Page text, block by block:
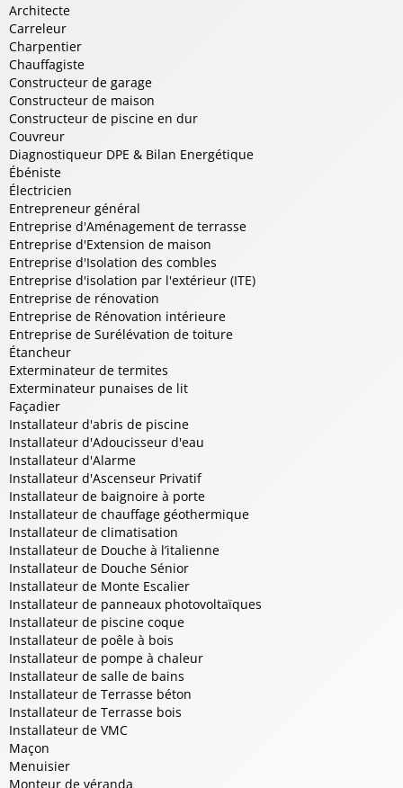
Architecte
Carreleur
Charpentier
Chauffagiste
Constructeur de garage
Constructeur de maison
Constructeur de piscine en dur
Couvreur
Diagnostiqueur DPE & Bilan Energétique
Ébéniste
Électricien
Entrepreneur général
Entreprise d'Aménagement de terrasse
Entreprise d'Extension de maison
Entreprise d'Isolation des combles
Entreprise d'isolation par l'extérieur (ITE)
Entreprise de rénovation
Entreprise de Rénovation intérieure
Entreprise de Surélévation de toiture
Étancheur
Exterminateur de termites
Exterminateur punaises de lit
Façadier
Installateur d'abris de piscine
Installateur d'Adoucisseur d'eau
Installateur d'Alarme
Installateur d'Ascenseur Privatif
Installateur de baignoire à porte
Installateur de chauffage géothermique
Installateur de climatisation
Installateur de Douche à l’italienne
Installateur de Douche Sénior
Installateur de Monte Escalier
Installateur de panneaux photovoltaïques
Installateur de piscine coque
Installateur de poêle à bois
Installateur de pompe à chaleur
Installateur de salle de bains
Installateur de Terrasse béton
Installateur de Terrasse bois
Installateur de VMC
Maçon
Menuisier
Monteur de véranda